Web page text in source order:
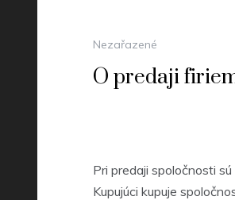
Nezařazené
O predaji
Pri predaji spoločnosti
Kupujúci kupuje